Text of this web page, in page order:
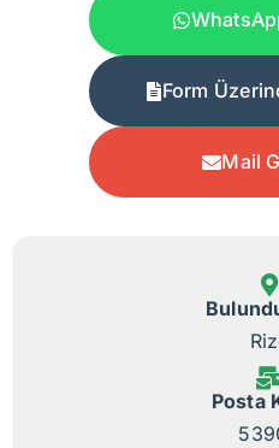
Form
Mail
Posta